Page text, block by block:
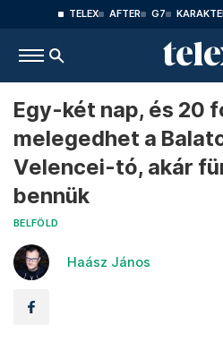
TELEX AFTER G7
Egy-két nap, és 20
melegedhet a
Velencei-tó, akár
bennük
BELFÖLD
Haász János